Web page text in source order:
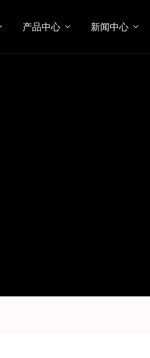
产品中心 新闻中心